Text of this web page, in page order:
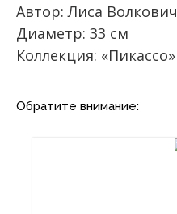
Автор: Лиса Волкович
Диаметр: 33 см
Коллекция: «Пикассо»
Обратите внимание: